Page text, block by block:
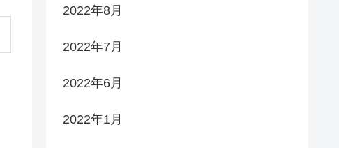
2022年8月
2022年7月
2022年6月
2022年1月